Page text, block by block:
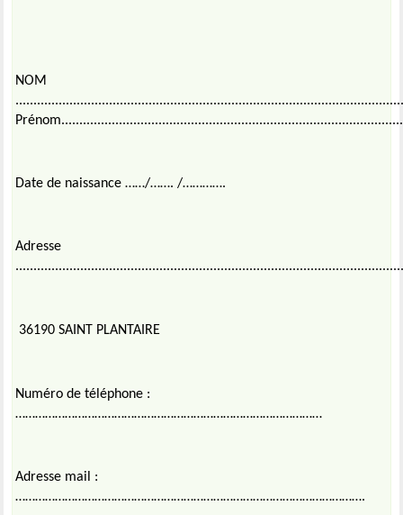
NOM
Date de naissance ……/……. /………….
Adresse
36190 SAINT PLANTAIRE
Numéro de téléphone :
…………………………………………………………………………………
Adresse mail :
…………………………………………………………………………………………….